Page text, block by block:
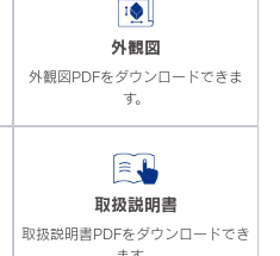
外観図
外観図PDFをダウンロードできま
す。
取扱説明書
取扱説明書PDFをダウンロードでき